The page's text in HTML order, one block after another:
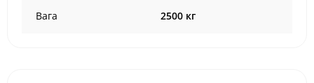
Вага 2500 кг